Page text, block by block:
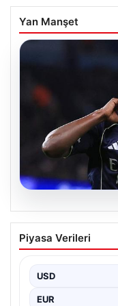
Yan Manşet
07.08.2026
Vinicius Jr.
güvence altına
Vinicius Junior için
Madrid,…
Piyasa Verileri
USD
EUR